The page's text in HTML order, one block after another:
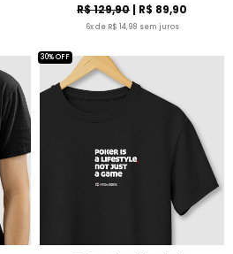
R$ 129,90| R$ 89,90
6x de R$ 14,98 sem juros
30% OFF